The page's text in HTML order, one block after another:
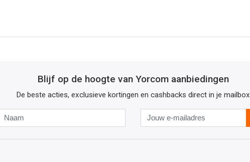
Blijf op de hoogte van Yorcom aanbiedingen
De beste acties, exclusieve kortingen en cashbacks direct in je mailbox
Jouw
e-
mailadres